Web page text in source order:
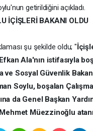
getirildiğini açıkladı.
İÇİŞLERİ BAKANI OLDU
şu şekilde oldu; "
Ala'nın istifasıyla
ve Sosyal Güvenlik
Soylu, boşalan
da Genel Başkan
Müezzinoğlu